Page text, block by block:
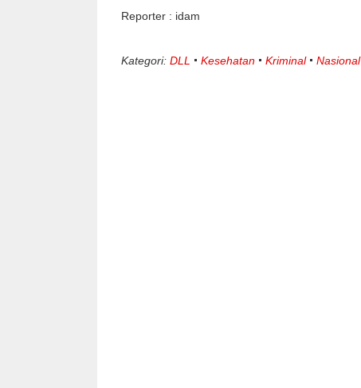
Reporter : idam
Kategori: DLL Kesehatan Kriminal Nasional